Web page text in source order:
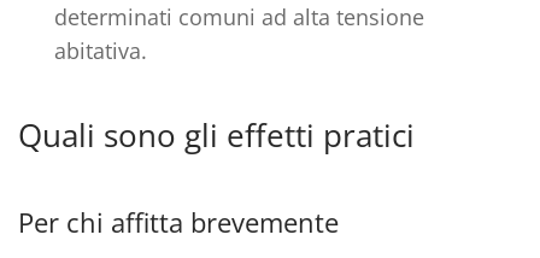
determinati comuni ad alta tensione
abitativa.
Quali sono gli effetti pratici
Per chi affitta brevemente